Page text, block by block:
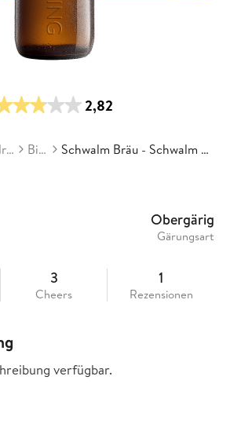
2,82
Privatbrauerei Friedrich Haaß Biere Schwalm Bräu - Schwalm Bräu Ut-Typ
Obergärig
Gärungsart
3
Cheers
1
Rezensionen
verfügbar.